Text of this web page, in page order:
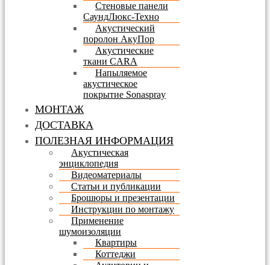
Стеновые панели
СаундЛюкс-Техно
Акустический
поролон АкуПор
Акустические
ткани CARA
Напыляемое
акустическое
покрытие Sonaspray
МОНТАЖ
ДОСТАВКА
ПОЛЕЗНАЯ ИНФОРМАЦИЯ
Акустическая
энциклопедия
Видеоматериалы
Статьи и публикации
Брошюры и презентации
Инструкции по монтажу
Применение
шумоизоляции
Квартиры
Коттеджи